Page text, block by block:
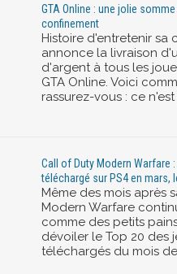
GTA Online : une jolie
confinement
Histoire d'entretenir sa
annonce la livraison
d'argent à tous les
GTA Online. Voici
rassurez-vous : ce
Call of Duty Modern Warfare
téléchargé sur PS4 en mars,
Même des mois après
Modern Warfare
comme des petits
dévoiler le Top 20 des
téléchargés du mois